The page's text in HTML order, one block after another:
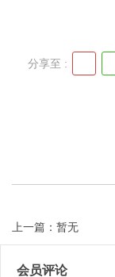
分享至 :
上一篇：暂无
会员评论